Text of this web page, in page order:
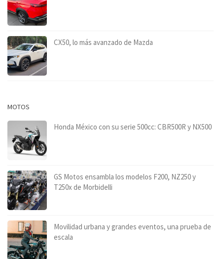
CX50, lo más avanzado de Mazda
MOTOS
Honda México con su serie 500cc: CBR500R y NX500
GS Motos ensambla los modelos F200, NZ250 y
T250x de Morbidelli
Movilidad urbana y grandes eventos, una prueba de
escala